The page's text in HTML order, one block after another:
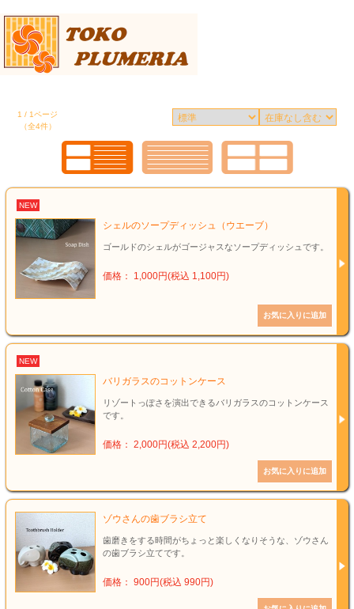
1 / 1ページ
（全4件）
NEW
シェルのソープディッシュ（ウエーブ）
ゴールドのシェルがゴージャスなソープディッシュです。
価格： 1,000円(税込 1,100円)
NEW
バリガラスのコットンケース
リゾートっぽさを演出できるバリガラスのコットンケース
です。
価格： 2,000円(税込 2,200円)
ゾウさんの歯ブラシ立て
歯磨きをする時間がちょっと楽しくなりそうな、ゾウさん
の歯ブラシ立てです。
価格： 900円(税込 990円)